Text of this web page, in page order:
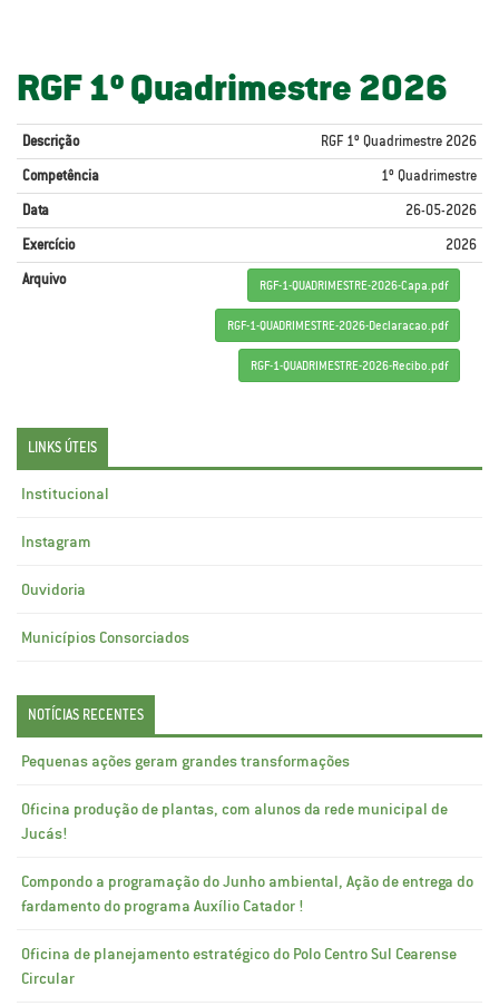
RGF 1º Quadrimestre 2026
Descrição RGF 1º Quadrimestre 2026
Competência 1º Quadrimestre
Data 26-05-2026
Exercício 2026
Arquivo RGF-1-QUADRIMESTRE-2026-Capa.pdf
RGF-1-QUADRIMESTRE-2026-Declaracao.pdf
RGF-1-QUADRIMESTRE-2026-Recibo.pdf
LINKS ÚTEIS
Institucional
Instagram
Ouvidoria
Municípios Consorciados
NOTÍCIAS RECENTES
Pequenas ações geram grandes transformações
Oficina produção de plantas, com alunos da rede municipal de
Jucás!
Compondo a programação do Junho ambiental, Ação de entrega do
fardamento do programa Auxílio Catador !
Oficina de planejamento estratégico do Polo Centro Sul Cearense
Circular